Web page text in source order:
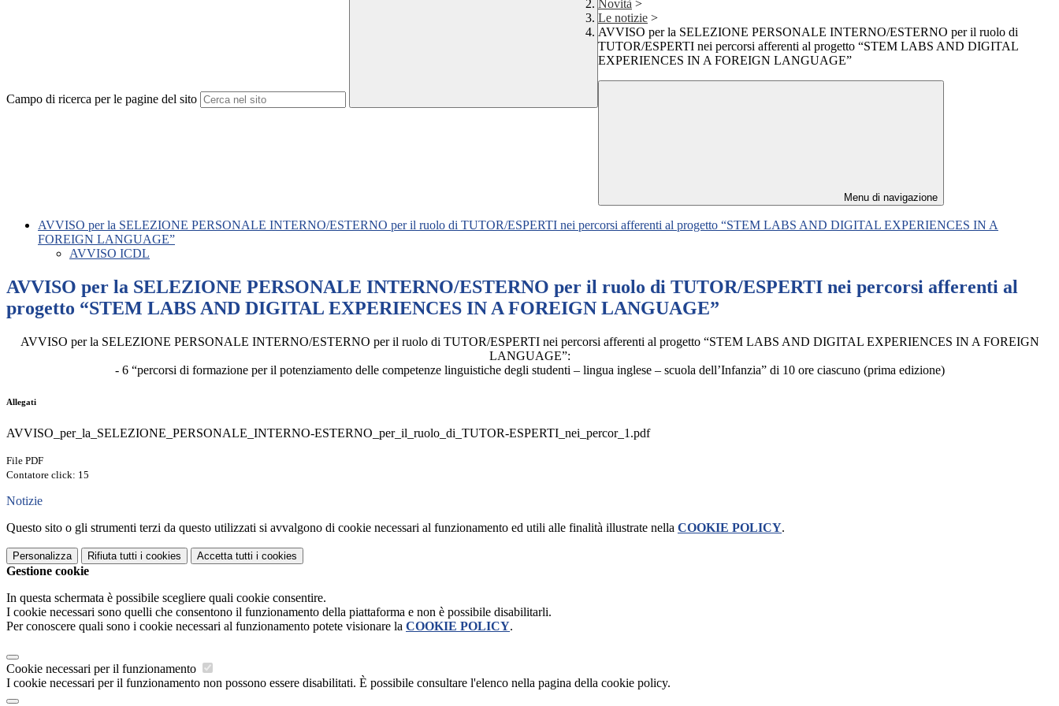
Campo di ricerca per le pagine del sito
Novità >
Le notizie >
AVVISO per la SELEZIONE PERSONALE INTERNO/ESTERNO per il ruolo di
TUTOR/ESPERTI nei percorsi afferenti al progetto “STEM LABS AND DIGITAL
EXPERIENCES IN A FOREIGN LANGUAGE”
Menu di navigazione
AVVISO per la SELEZIONE PERSONALE INTERNO/ESTERNO per il ruolo di TUTOR/ESPERTI nei percorsi afferenti al progetto “STEM LABS AND DIGITAL EXPERIENCES IN A
FOREIGN LANGUAGE”
AVVISO ICDL
AVVISO per la SELEZIONE PERSONALE INTERNO/ESTERNO per il ruolo di TUTOR/ESPERTI nei percorsi afferenti al
progetto “STEM LABS AND DIGITAL EXPERIENCES IN A FOREIGN LANGUAGE”
AVVISO per la SELEZIONE PERSONALE INTERNO/ESTERNO per il ruolo di TUTOR/ESPERTI nei percorsi afferenti al progetto “STEM LABS AND DIGITAL EXPERIENCES IN A FOREIGN
LANGUAGE”:
- 6 “percorsi di formazione per il potenziamento delle competenze linguistiche degli studenti – lingua inglese – scuola dell’Infanzia” di 10 ore ciascuno (prima edizione)
Allegati
AVVISO_per_la_SELEZIONE_PERSONALE_INTERNO-ESTERNO_per_il_ruolo_di_TUTOR-ESPERTI_nei_percor_1.pdf
File PDF
Contatore click: 15
Notizie
Questo sito o gli strumenti terzi da questo utilizzati si avvalgono di cookie necessari al funzionamento ed utili alle finalità illustrate nella COOKIE POLICY.
Personalizza Rifiuta tutti i cookies Accetta tutti i cookies
Gestione cookie
In questa schermata è possibile scegliere quali cookie consentire.
I cookie necessari sono quelli che consentono il funzionamento della piattaforma e non è possibile disabilitarli.
Per conoscere quali sono i cookie necessari al funzionamento potete visionare la COOKIE POLICY.
Cookie necessari per il funzionamento
I cookie necessari per il funzionamento non possono essere disabilitati. È possibile consultare l'elenco nella pagina della cookie policy.